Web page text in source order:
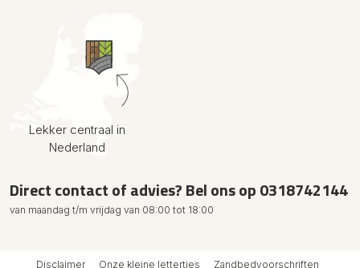
Lekker centraal in
Nederland
Direct contact of advies? Bel ons op0318742144
van maandag t/m vrijdag van 08:00 tot 18:00
Disclaimer Onze kleine lettertjes Zandbedvoorschriften